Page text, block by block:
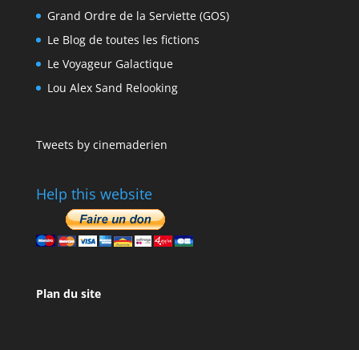
Grand Ordre de la Serviette (GOS)
Le Blog de toutes les fictions
Le Voyageur Galactique
Lou Alex Sand Relooking
Tweets by cinemaderien
Help this website
Plan du site